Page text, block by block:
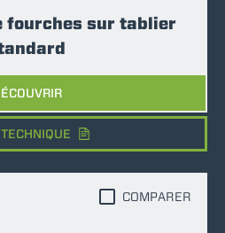
fourches sur tablier
COMPARER